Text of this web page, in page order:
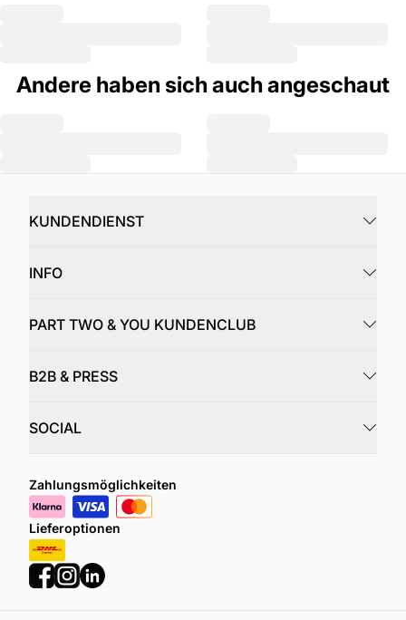
Andere haben sich auch angeschaut
KUNDENDIENST
INFO
PART TWO & YOU KUNDENCLUB
B2B & PRESS
SOCIAL
Zahlungsmöglichkeiten
Lieferoptionen